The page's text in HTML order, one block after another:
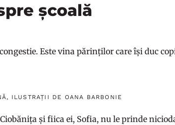
școală
Este vina părinților care își duc
ILUSTRAȚII DE OANA BARBONIE
și fiica ei, Sofia, nu le prinde